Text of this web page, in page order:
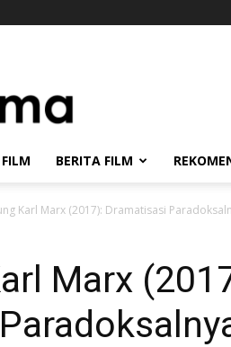
BERITA FILM
Karl Marx (2017): Dramatisasi
Marx